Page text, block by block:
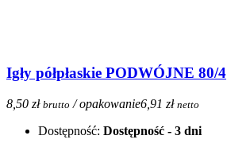
Igły półpłaskie PODWÓJNE 80/4
8,50 zł brutto / opakowanie6,91 zł netto
Dostępność: Dostępność - 3 dni